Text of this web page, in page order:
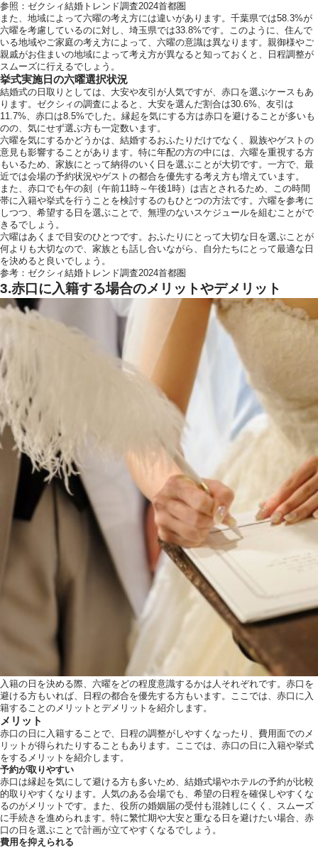
参照： ゼクシィ結婚トレンド調査2024首都圏
また、地域によって六曜の考え方には違いがあります。千葉県では58.3%が
六曜を考慮しているのに対し、埼玉県では33.8%です。このように、住んで
いる地域やご家庭の考え方によって、六曜の意識は異なります。親御様やご
親戚がお住まいの地域によって考え方が異なると知っておくと、日程調整が
スムーズに行えるでしょう。
挙式実施日の六曜選択状況
結婚式の日取りとしては、大安や友引が人気ですが、赤口を選ぶケースもあ
ります。ゼクシィの調査によると、大安を選んだ割合は30.6%、友引は
11.7%、赤口は8.5%でした。縁起を気にする方は赤口を避けることが多いも
のの、気にせず選ぶ方も一定数います。
六曜を気にするかどうかは、結婚するおふたりだけでなく、親族やゲストの
意見も影響することがあります。特に年配の方の中には、六曜を重視する方
もいるため、家族にとって納得のいく日を選ぶことが大切です。一方で、最
近では会場の予約状況やゲストの都合を優先する考え方も増えています。
また、赤口でも午の刻（午前11時～午後1時）は吉とされるため、この時間
帯に入籍や挙式を行うことを検討するのもひとつの方法です。六曜を参考に
しつつ、希望する日を選ぶことで、無理のないスケジュールを組むことがで
きるでしょう。
六曜はあくまで目安のひとつです。おふたりにとって大切な日を選ぶことが
何よりも大切なので、家族とも話し合いながら、自分たちにとって最適な日
を決めると良いでしょう。
参考： ゼクシィ結婚トレンド調査2024首都圏
3.赤口に入籍する場合のメリットやデメリット
入籍の日を決める際、六曜をどの程度意識するかは人それぞれです。赤口を
避ける方もいれば、日程の都合を優先する方もいます。ここでは、赤口に入
籍することのメリットとデメリットを紹介します。
メリット
赤口の日に入籍することで、日程の調整がしやすくなったり、費用面でのメ
リットが得られたりすることもあります。ここでは、赤口の日に入籍や挙式
をするメリットを紹介します。
予約が取りやすい
赤口は縁起を気にして避ける方も多いため、結婚式場やホテルの予約が比較
的取りやすくなります。人気のある会場でも、希望の日程を確保しやすくな
るのがメリットです。また、役所の婚姻届の受付も混雑しにくく、スムーズ
に手続きを進められます。特に繁忙期や大安と重なる日を避けたい場合、赤
口の日を選ぶことで計画が立てやすくなるでしょう。
費用を抑えられる